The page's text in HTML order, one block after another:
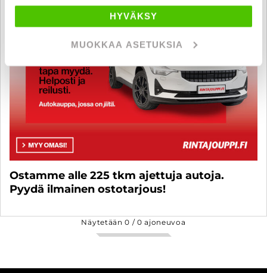
HYVÄKSY
MUOKKAA ASETUKSIA
Ostamme alle 225 tkm ajettuja autoja.
Pyydä ilmainen ostotarjous!
Näytetään0 /0 ajoneuvoa